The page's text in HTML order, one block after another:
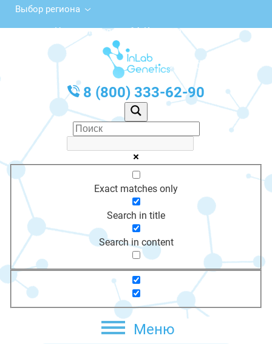
Выбор региона
Центральная ул., 14, Каменка
с 10:00 до 20:00
График работы: Пн-Пт с 10:00 до 20:00
8 (800) 333-62-90
Exact matches only
Search in title
Search in content
Меню